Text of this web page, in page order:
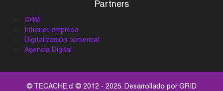
Partners
CRM
Intranet empresa
Digitalización comercial
Agencia Digital
© TECACHE.cl © 2012 - 2025. Desarrollado porGRID